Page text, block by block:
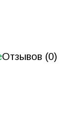
Отзывов (0)